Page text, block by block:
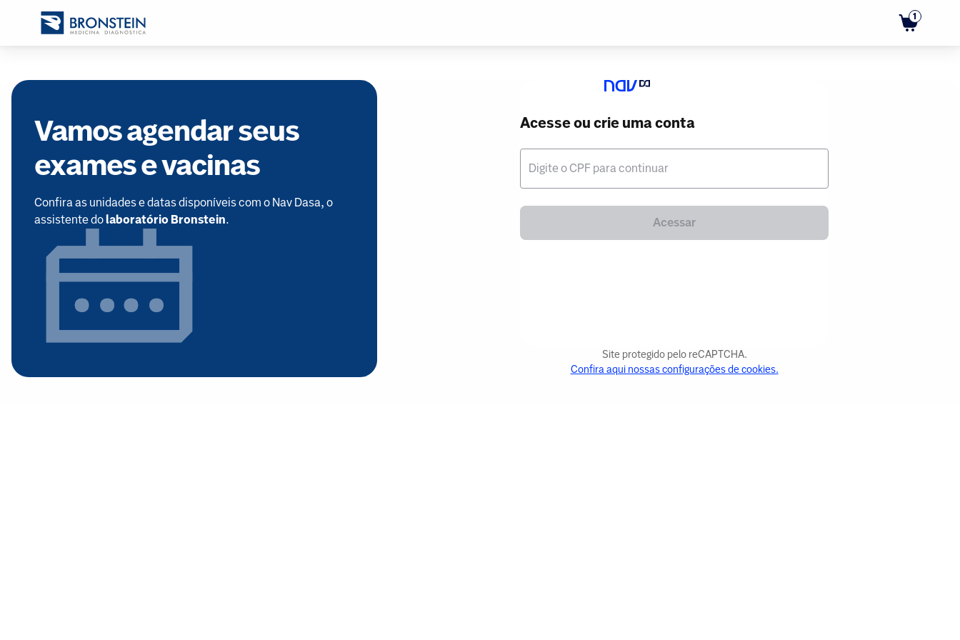
1
Vamos agendar seus
exames e vacinas
Confira as unidades e datas disponíveis com o Nav Dasa, o
assistente dolaboratório Bronstein.
Acesse ou crie uma conta
Digite o CPF para continuar
Acessar
Site protegido pelo reCAPTCHA.
Confira aqui nossas configurações de cookies.